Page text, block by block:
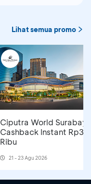
Lihat semua promo
Ciputra World
Cashback Instant Rp30
Ribu
21 - 23 Agu 2026